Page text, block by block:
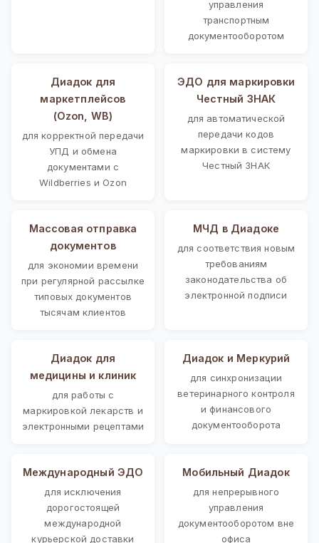
управления
транспортным
документооборотом
Диадок для
маркетплейсов
(Ozon, WB)
для корректной передачи
УПД и обмена
документами с
Wildberries и Ozon
ЭДО для маркировки
Честный ЗНАК
для автоматической
передачи кодов
маркировки в систему
Честный ЗНАК
Массовая отправка
документов
для экономии времени
при регулярной рассылке
типовых документов
тысячам клиентов
МЧД в Диадоке
для соответствия новым
требованиям
законодательства об
электронной подписи
Диадок для
медицины и клиник
для работы с
маркировкой лекарств и
электронными рецептами
Диадок и Меркурий
для синхронизации
ветеринарного контроля
и финансового
документооборота
Международный ЭДО
для исключения
дорогостоящей
международной
курьерской доставки
Мобильный Диадок
для непрерывного
управления
документооборотом вне
офиса